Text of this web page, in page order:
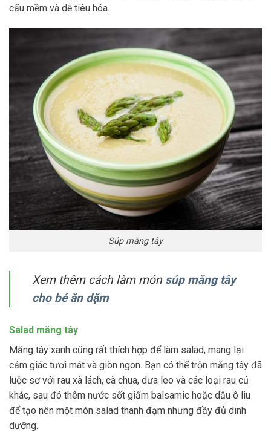
cấu mềm và dễ tiêu hóa.
Súp măng tây
Xem thêm cách làm món súp măng tây
cho bé ăn dặm
Salad măng tây
Măng tây xanh cũng rất thích hợp để làm salad, mang lại
cảm giác tươi mát và giòn ngon. Bạn có thể trộn măng tây đã
luộc sơ với rau xà lách, cà chua, dưa leo và các loại rau củ
khác, sau đó thêm nước sốt giấm balsamic hoặc dầu ô liu
để tạo nên một món salad thanh đạm nhưng đầy đủ dinh
dưỡng.